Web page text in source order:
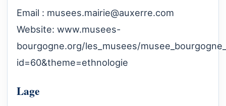
Email : musees.mairie@auxerre.com
Website: www.musees-
bourgogne.org/les_musees/
id=60&theme=ethnologie
Lage